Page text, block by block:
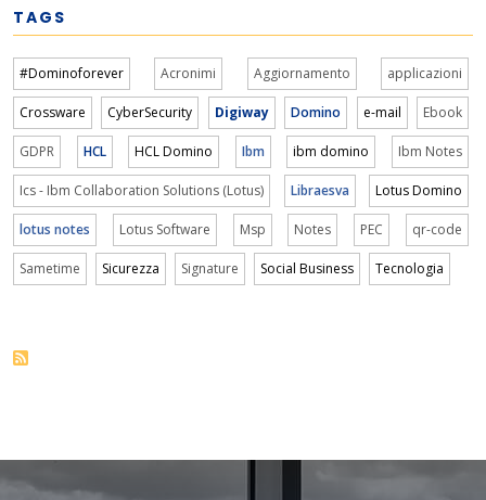
TAGS
#Dominoforever Acronimi Aggiornamento applicazioni
Crossware CyberSecurity Digiway Domino e-mail Ebook
GDPR HCL HCL Domino Ibm ibm domino Ibm Notes
Ics - Ibm Collaboration Solutions (Lotus) Libraesva Lotus Domino
lotus notes Lotus Software Msp Notes PEC qr-code
Sametime Sicurezza Signature Social Business Tecnologia